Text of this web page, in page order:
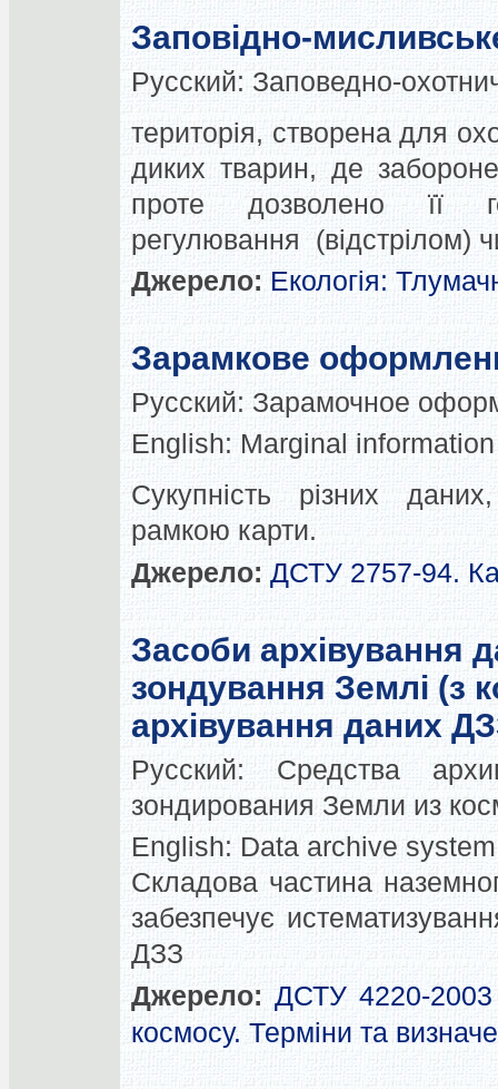
Заповідно-
Русский: Заповедно-
територія, створена для
диких тварин, де
проте дозволено її
регулювання (відстрілом)
Джерело: Екологія:
Зарамкове
Русский: Зарамочное
English: Marginal information
Сукупність різних
рамкою карти.
Джерело: ДСТУ 2757-94.
Засоби архівування
зондування Землі (з
архівування даних
Русский:
Средства
зондирования Земли из
English: Data archive system
Складова частина
забезпечує
ДЗЗ
Джерело: ДСТУ 4220-2003
космосу. Терміни та